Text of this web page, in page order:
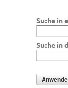
Suche in
Suche in